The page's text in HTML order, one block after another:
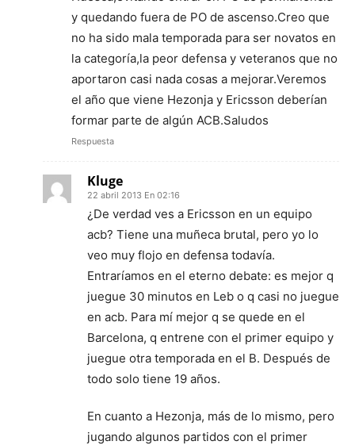
y quedando fuera de PO de ascenso.Creo que
no ha sido mala temporada para ser novatos en
la categoría,la peor defensa y veteranos que no
aportaron casi nada cosas a mejorar.Veremos
el año que viene Hezonja y Ericsson deberían
formar parte de algún ACB.Saludos
Respuesta
Kluge
22 abril 2013 En 02:16
¿De verdad ves a Ericsson en un equipo
acb? Tiene una muñeca brutal, pero yo lo
veo muy flojo en defensa todavía.
Entraríamos en el eterno debate: es mejor q
juegue 30 minutos en Leb o q casi no juegue
en acb. Para mí mejor q se quede en el
Barcelona, q entrene con el primer equipo y
juegue otra temporada en el B. Después de
todo solo tiene 19 años.
En cuanto a Hezonja, más de lo mismo, pero
jugando algunos partidos con el primer